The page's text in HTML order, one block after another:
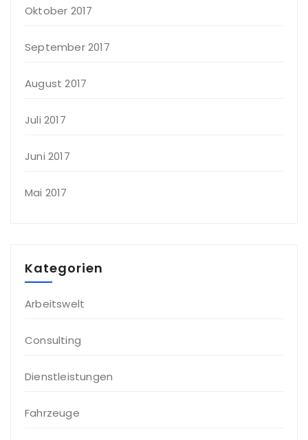
Oktober 2017
September 2017
August 2017
Juli 2017
Juni 2017
Mai 2017
Kategorien
Arbeitswelt
Consulting
Dienstleistungen
Fahrzeuge